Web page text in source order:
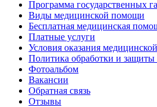
Программа государственных
Виды медицинской помощи
Бесплатная медицинская
Платные услуги
Условия оказания
Политика обработки и
Фотоальбом
Вакансии
Обратная связь
Отзывы